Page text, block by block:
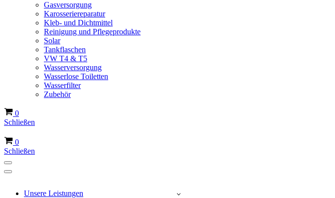
Gasversorgung
Karosseriereparatur
Kleb- und Dichtmittel
Reinigung und Pflegeprodukte
Solar
Tankflaschen
VW T4 & T5
Wasserversorgung
Wasserlose Toiletten
Wasserfilter
Zubehör
Warenkorb
0
Schließen
Warenkorb
0
Schließen
Navigations-
Menü
Navigations-
Unsere Leistungen